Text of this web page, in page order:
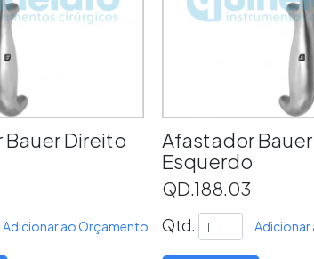
Direito
Adicionar ao Orçamento
Afastador Bauer
Esquerdo
QD.188.03
Qtd.